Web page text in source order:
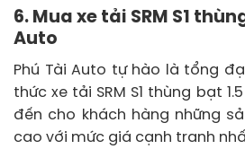
6. Mua xe tải SRM S1
Auto
Phú Tài Auto tự hào là tổng
thức xe tải SRM S1 thùng bạt
đến cho khách hàng những
cao với mức giá cạnh tranh